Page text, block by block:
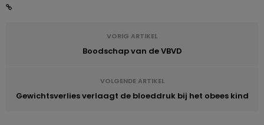
VORIG ARTIKEL
Boodschap van de VBVD
VOLGENDE ARTIKEL
Gewichtsverlies verlaagt de bloeddruk bij het obees kind